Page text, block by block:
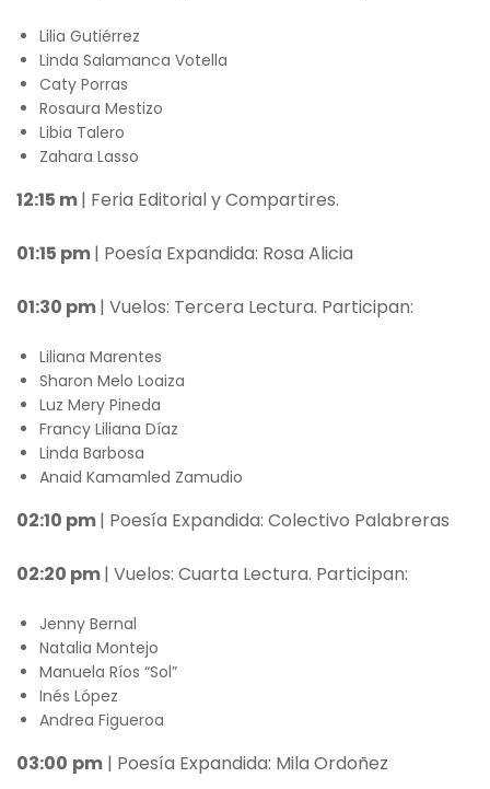
Lilia Gutiérrez
Linda Salamanca Votella
Caty Porras
Rosaura Mestizo
Libia Talero
Zahara Lasso
12:15 m| Feria Editorial y Compartires.
01:15 pm| Poesía Expandida: Rosa Alicia
01:30 pm| Vuelos: Tercera Lectura. Participan:
Liliana Marentes
Sharon Melo Loaiza
Luz Mery Pineda
Francy Liliana Díaz
Linda Barbosa
Anaid Kamamled Zamudio
02:10 pm| Poesía Expandida: Colectivo Palabreras
02:20 pm| Vuelos: Cuarta Lectura. Participan:
Jenny Bernal
⁠Natalia Montejo
⁠Manuela Ríos “Sol”
⁠Inés López
⁠Andrea Figueroa
03:00 pm | Poesía Expandida: Mila Ordoñez